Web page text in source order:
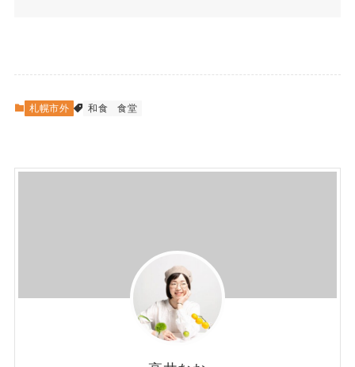
札幌市外 和食 食堂